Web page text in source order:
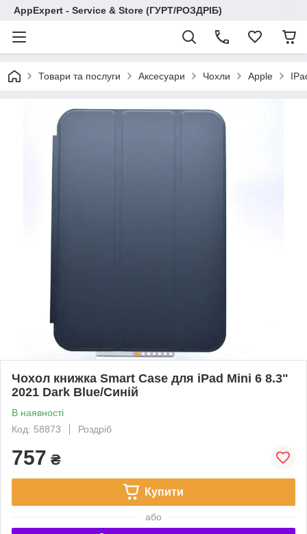
AppExpert - Service & Store (ГУРТ/РОЗДРІБ)
Товари та послуги Аксесуари Чохли Apple
Чохол книжка Smart Case для iPad Mini 6 8.3"
2021 Dark Blue/Синій
В наявності
Код: 58873
Роздріб
757 ₴
Купити
або